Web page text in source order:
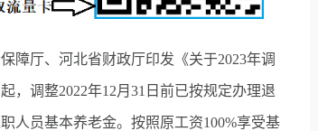
厅、河北省财政厅印发《关于2023年调
，调整2022年12月31日前已按规定办理退
人员基本养老金。按照原工资100%享受基